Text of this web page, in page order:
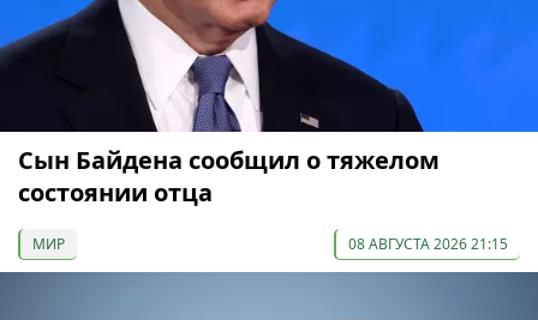
Сын Байдена сообщил о тяжелом
состоянии отца
МИР 08 АВГУСТА 2026 21:15